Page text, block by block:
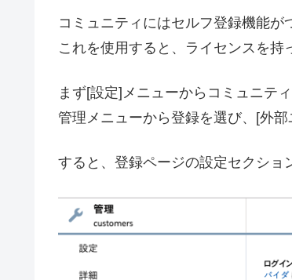
コミュニティにはセルフ登録機能が
これを使用すると、ライセンスを持
まず[設定]メニューからコミュニテ
管理メニューから登録を選び、[外
すると、登録ページの設定セクショ